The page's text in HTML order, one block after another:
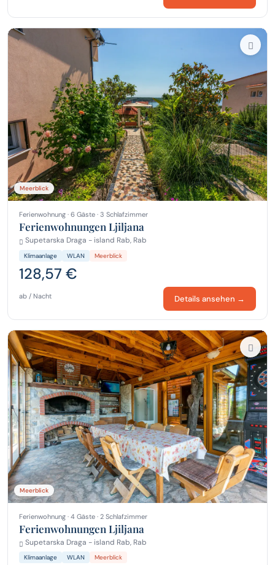
Meerblick
Ferienwohnung · 6 Gäste · 3 Schlafzimmer
Ferienwohnungen Ljiljana
Supetarska Draga - island Rab, Rab
Klimaanlage WLAN Meerblick
128,57 €
ab / Nacht Details ansehen →
Meerblick
Ferienwohnung · 4 Gäste · 2 Schlafzimmer
Ferienwohnungen Ljiljana
Supetarska Draga - island Rab, Rab
Klimaanlage WLAN Meerblick